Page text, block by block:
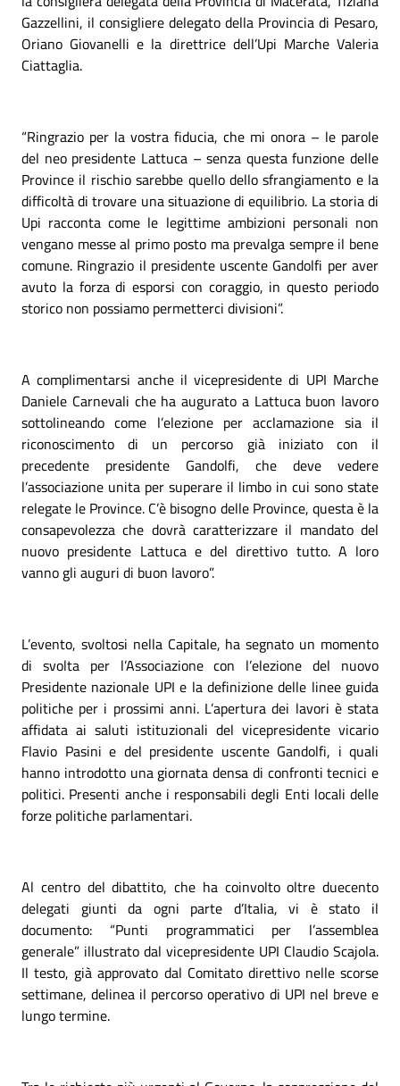
Gazzellini, il consigliere delegato della Provincia di Pesaro,
Oriano Giovanelli e la direttrice dell’Upi Marche Valeria
Ciattaglia.
“Ringrazio per la vostra fiducia, che mi onora – le parole
del neo presidente Lattuca – senza questa funzione delle
Province il rischio sarebbe quello dello sfrangiamento e la
difficoltà di trovare una situazione di equilibrio. La storia di
Upi racconta come le legittime ambizioni personali non
vengano messe al primo posto ma prevalga sempre il bene
comune. Ringrazio il presidente uscente Gandolfi per aver
avuto la forza di esporsi con coraggio, in questo periodo
storico non possiamo permetterci divisioni”.
A complimentarsi anche il vicepresidente di UPI Marche
Daniele Carnevali che ha augurato a Lattuca buon lavoro
sottolineando come l’elezione per acclamazione sia il
riconoscimento di un percorso già iniziato con il
precedente presidente Gandolfi, che deve vedere
l’associazione unita per superare il limbo in cui sono state
relegate le Province. C’è bisogno delle Province, questa è la
consapevolezza che dovrà caratterizzare il mandato del
nuovo presidente Lattuca e del direttivo tutto. A loro
vanno gli auguri di buon lavoro”.
L’evento, svoltosi nella Capitale, ha segnato un momento
di svolta per l’Associazione con l’elezione del nuovo
Presidente nazionale UPI e la definizione delle linee guida
politiche per i prossimi anni. L’apertura dei lavori è stata
affidata ai saluti istituzionali del vicepresidente vicario
Flavio Pasini e del presidente uscente Gandolfi, i quali
hanno introdotto una giornata densa di confronti tecnici e
politici. Presenti anche i responsabili degli Enti locali delle
forze politiche parlamentari.
Al centro del dibattito, che ha coinvolto oltre duecento
delegati giunti da ogni parte d’Italia, vi è stato il
documento: “Punti programmatici per l’assemblea
generale” illustrato dal vicepresidente UPI Claudio Scajola.
Il testo, già approvato dal Comitato direttivo nelle scorse
settimane, delinea il percorso operativo di UPI nel breve e
lungo termine.